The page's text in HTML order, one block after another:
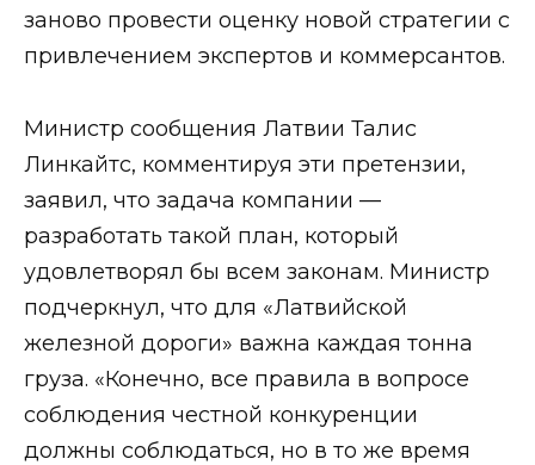
заново провести оценку новой стратегии с
привлечением экспертов и коммерсантов.
Министр сообщения Латвии Талис
Линкайтс, комментируя эти претензии,
заявил, что задача компании —
разработать такой план, который
удовлетворял бы всем законам. Министр
подчеркнул, что для «Латвийской
железной дороги» важна каждая тонна
груза. «Конечно, все правила в вопросе
соблюдения честной конкуренции
должны соблюдаться, но в то же время